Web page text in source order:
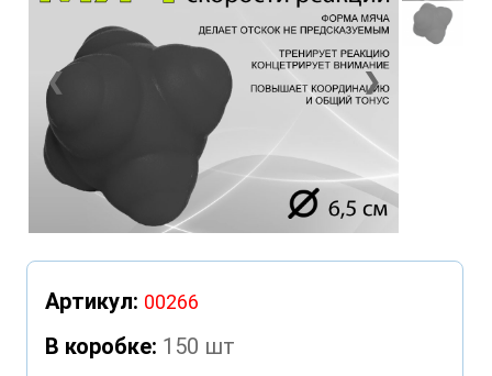
❮ ❯
Артикул: 00266
В коробке: 150 шт